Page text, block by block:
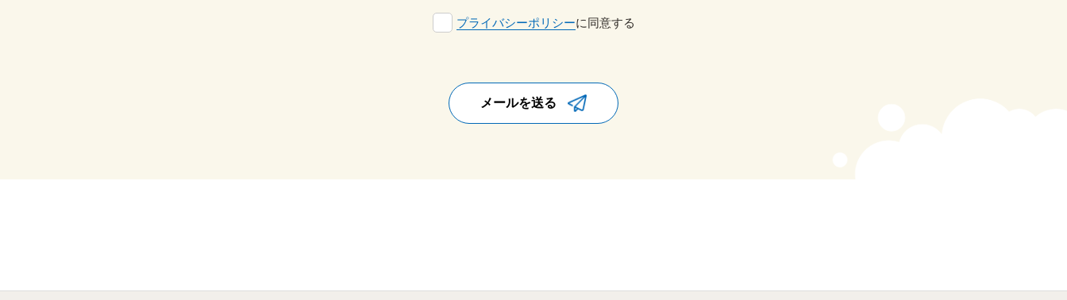
プライバシーポリシーに同意する
メールを送る